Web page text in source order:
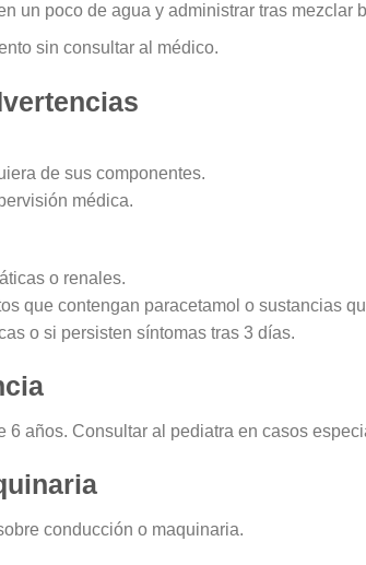
un poco de agua y administrar tras mezclar
sin consultar al médico.
de sus componentes.
médica.
o renales.
que contengan paracetamol o sustancias
o si persisten síntomas tras 3 días.
6 años. Consultar al pediatra en casos
conducción o maquinaria.